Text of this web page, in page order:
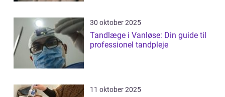
30 oktober 2025
Tandlæge i Vanløse: Din guide til
professionel tandpleje
11 oktober 2025